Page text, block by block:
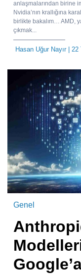
anlaşmalarından birine
Nvidia’nın krallığına
birlikte bakalım… AMD,
çıkmak...
Hasan Uğur Nayır| 22
Genel